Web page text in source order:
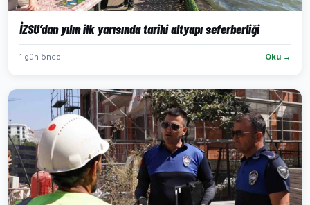
İZSU’dan yılın ilk yarısında tarihi altyapı seferberliği
1 gün önce Oku →